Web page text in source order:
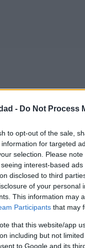
- Do Not Process
to opt-out of the sale,
for targeted
selection. Please
interest-based
disclosed to third
of your personal
This information may
Participants that may
that this website/app
including but not
to Google and its
en un futuro en la
aplicando cuando
2030 llegaremos al
la ciencia espera
metas fijadas por la